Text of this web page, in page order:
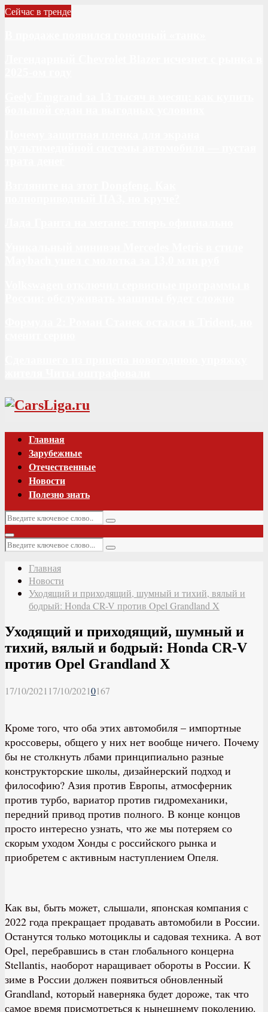
Сейчас в тренде
Vk
Главная
Зарубежные
Отечественные
Новости
Полезно знать
Искать:
Поиск
Основное
меню
Искать:
Поиск
Главная
Новости
Уходящий и приходящий, шумный и тихий, вялый и
бодрый: Honda CR-V против Opel Grandland X
Уходящий и приходящий, шумный и
тихий, вялый и бодрый: Honda CR-V
против Opel Grandland X
17/10/2021 17/10/20210167
Кроме того, что оба этих автомобиля – импортные
кроссоверы, общего у них нет вообще ничего. Почему
бы не столкнуть лбами принципиально разные
конструкторские школы, дизайнерский подход и
философию? Азия против Европы, атмосферник
против турбо, вариатор против гидромеханики,
передний привод против полного. В конце концов
просто интересно узнать, что же мы потеряем со
скорым уходом Хонды с российского рынка и
приобретем с активным наступлением Опеля.
Как вы, быть может, слышали, японская компания с
2022 года прекращает продавать автомобили в России.
Останутся только мотоциклы и садовая техника. А вот
Opel, перебравшись в стан глобального концерна
Stellantis, наоборот наращивает обороты в России. К
зиме в России должен появиться обновленный
Grandland, который наверняка будет дороже, так что
самое время присмотреться к нынешнему поколению.